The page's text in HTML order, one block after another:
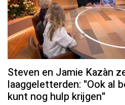
Steven en Jamie Kazàn
laaggeletterden: "Ook al
kunt nog hulp krijgen"